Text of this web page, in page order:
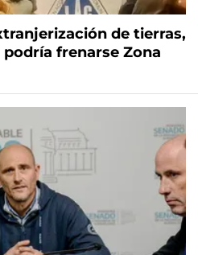
de tierras,
frenarse Zona